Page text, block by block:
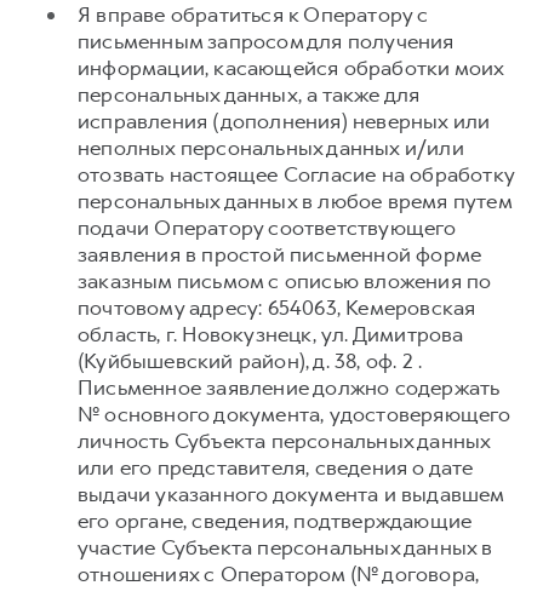
Я вправе обратиться к Оператору с
письменным запросом для получения
информации, касающейся обработки моих
персональных данных, а также для
исправления (дополнения) неверных или
неполных персональных данных и/или
отозвать настоящее Согласие на обработку
персональных данных в любое время путем
подачи Оператору соответствующего
заявления в простой письменной форме
заказным письмом с описью вложения по
почтовому адресу: 654063, Кемеровская
область, г. Новокузнецк, ул. Димитрова
(Куйбышевский район), д. 38, оф. 2 .
Письменное заявление должно содержать
№ основного документа, удостоверяющего
личность Субъекта персональных данных
или его представителя, сведения о дате
выдачи указанного документа и выдавшем
его органе, сведения, подтверждающие
участие Субъекта персональных данных в
отношениях с Оператором (№ договора,